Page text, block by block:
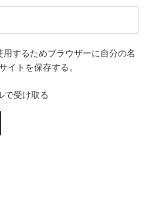
用するためブラウザーに自分の名
イトを保存する。
で受け取る